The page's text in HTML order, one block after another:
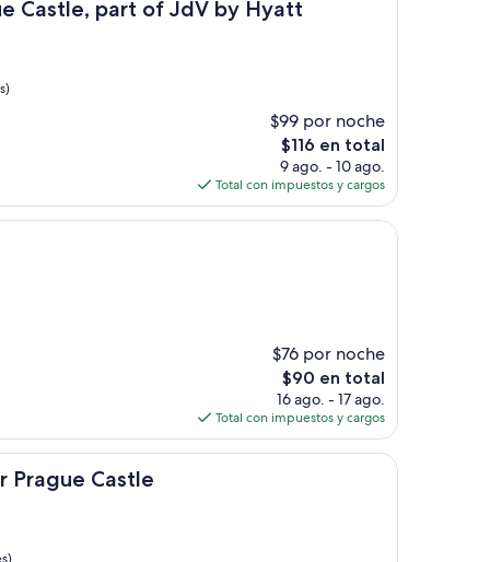
$111
Castle, part of JdV by Hyatt
part of JdV by Hyatt
$99 por noche
El
precio
actual
es
de
$116 en total
9 ago. - 10 ago.
Total con impuestos y cargos
$76 por noche
El
precio
actual
es
de
$90 en total
16 ago. - 17 ago.
Total con impuestos y cargos
Prague Castle